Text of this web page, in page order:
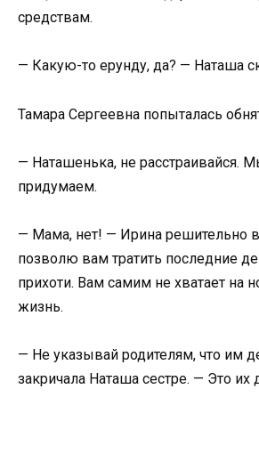
средствам.
— Какую-то ерунду, да? — Наташа
Тамара Сергеевна попыталась
— Наташенька, не расстраивайся.
придумаем.
— Мама, нет! — Ирина решительно
позволю вам тратить последние
прихоти. Вам самим не хватает на
жизнь.
— Не указывай родителям, что им
закричала Наташа сестре. — Это их